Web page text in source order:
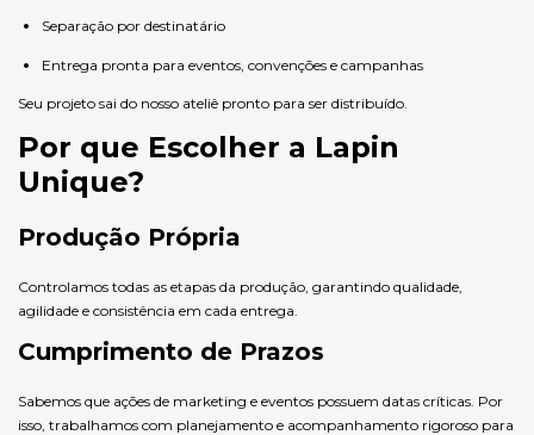
Separação por destinatário
Entrega pronta para eventos, convenções e campanhas
Seu projeto sai do nosso ateliê pronto para ser distribuído.
Por que Escolher a Lapin
Unique?
Produção Própria
Controlamos todas as etapas da produção, garantindo qualidade,
agilidade e consistência em cada entrega.
Cumprimento de Prazos
Sabemos que ações de marketing e eventos possuem datas críticas. Por
isso, trabalhamos com planejamento e acompanhamento rigoroso para